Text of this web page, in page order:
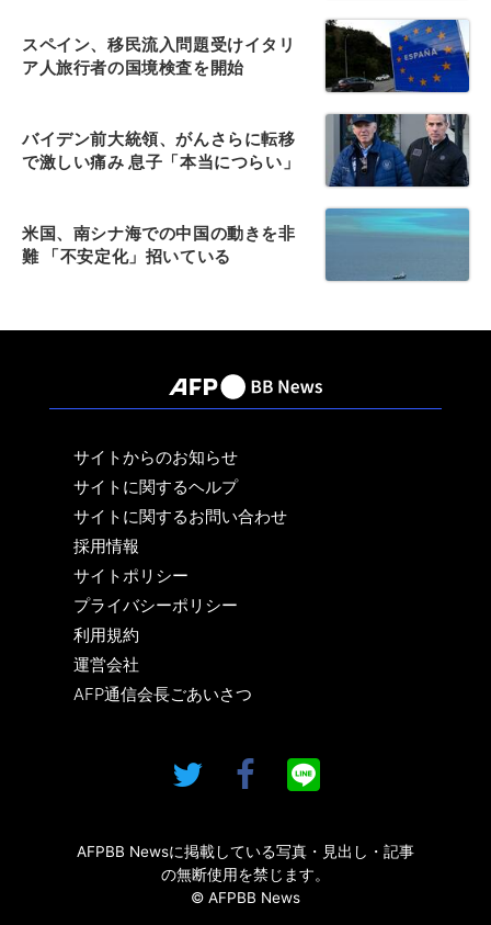
スペイン、移民流入問題受けイタリ
ア人旅行者の国境検査を開始
バイデン前大統領、がんさらに転移
で激しい痛み 息子「本当につらい」
米国、南シナ海での中国の動きを非
難 「不安定化」招いている
サイトからのお知らせ
サイトに関するヘルプ
サイトに関するお問い合わせ
採用情報
サイトポリシー
プライバシーポリシー
利用規約
運営会社
AFP通信会長ごあいさつ
AFPBB Newsに掲載している写真・見出し・記事
の無断使用を禁じます。
© AFPBB News